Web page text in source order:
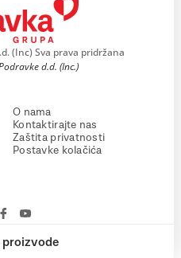
proizvode
(Inc) Sva prava pridržana
d.d. (Inc.)
O nama
Kontaktirajte nas
Zaštita privatnosti
Postavke kolačića